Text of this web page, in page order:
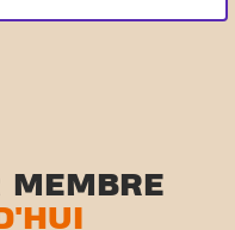
MEMBRE